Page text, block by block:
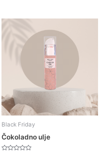
Black Friday
Čokoladno ulje